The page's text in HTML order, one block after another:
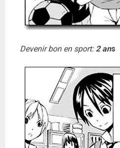
Devenir bon en sport: 2 ans